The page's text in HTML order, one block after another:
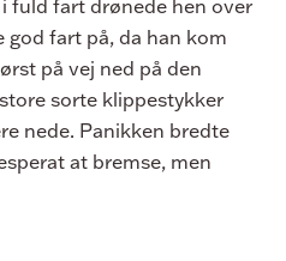
fuld fart drønede hen over
god fart på, da han kom
på vej ned på den
sorte klippestykker
nede. Panikken bredte
at bremse, men